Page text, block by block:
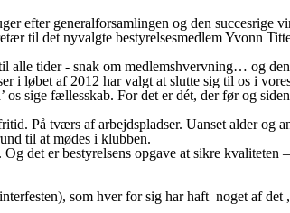
efter generalforsamlingen og den
til det nyvalgte bestyrelsesmedlem Yvonn
alle tider - snak om medlemshvervning… og
i løbet af 2012 har valgt at slutte sig til os i
os sige fællesskab. For det er dét, der før og
På tværs af arbejdspladser. Uanset alder og
til at mødes i klubben.
det er bestyrelsens opgave at sikre kvaliteten
som hver for sig har haft noget af